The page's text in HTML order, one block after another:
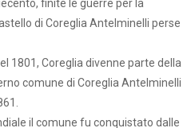
finite le guerre per la
di Coreglia Antelminelli perse
1801, Coreglia divenne parte della
comune di Coreglia Antelminelli
il comune fu conquistato dalle